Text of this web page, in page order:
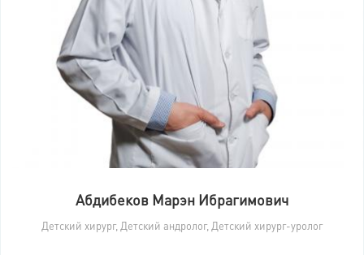
Абдибеков Марэн Ибрагимович
Детский хирург, Детский андролог, Детский хирург-уролог